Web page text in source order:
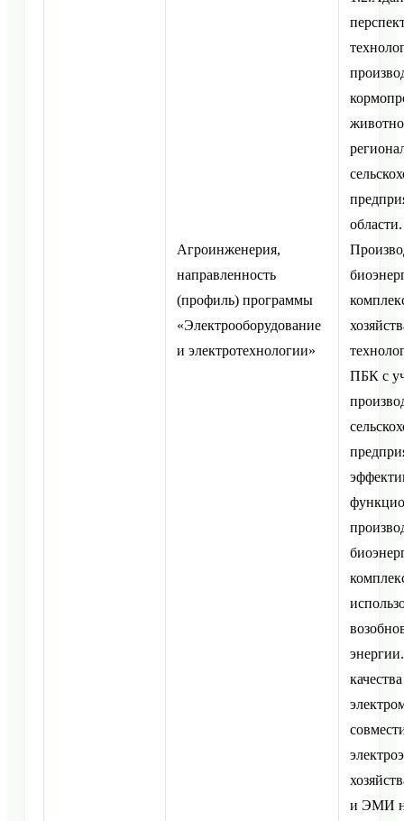
Агроинженерия,
направленность
(профиль) программы
«Электрооборудование
и электротехнологии»
ПБК с
и ЭМИ